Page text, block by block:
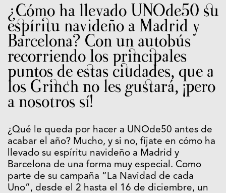
¿Cómo ha llevado UNOde50 su
espíritu navideño a Madrid y
Barcelona? Con un autobús
recorriendo los principales
puntos de estas ciudades, que a
los Grinch no les gustará, ¡pero
a nosotros sí!
¿Qué le queda por hacer a UNOde50 antes de
acabar el año? Mucho, y si no, fíjate en cómo ha
llevado su espíritu navideño a Madrid y
Barcelona de una forma muy especial. Como
parte de su campaña “La Navidad de cada
Uno”, desde el 2 hasta el 16 de diciembre, un